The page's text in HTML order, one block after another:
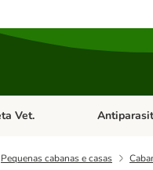
menu de categoria: Gatos
Vet. Abrir menu
Pequenas cabanas e casas